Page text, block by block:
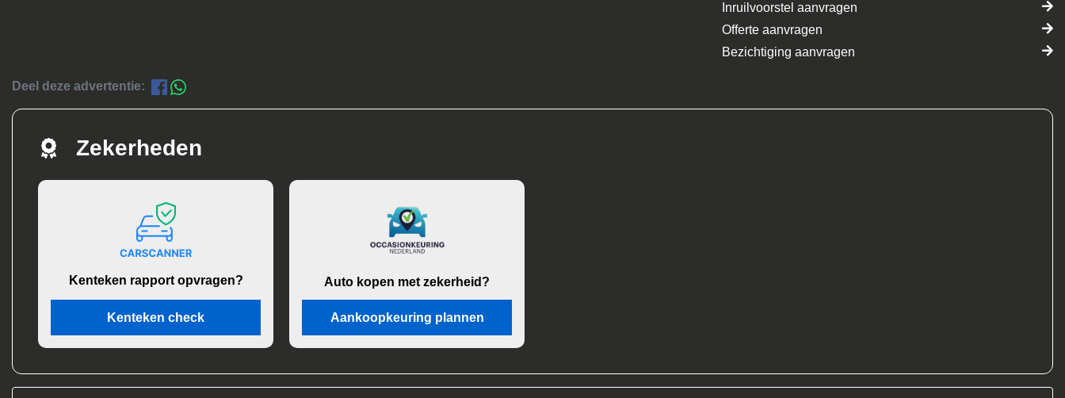
Inruilvoorstel aanvragen
Offerte aanvragen
Bezichtiging aanvragen
Deel deze advertentie:
Zekerheden
Kenteken rapport opvragen?
Kenteken check
Auto kopen met zekerheid?
Aankoopkeuring plannen